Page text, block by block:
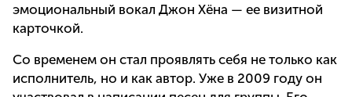
эмоциональный вокал Джон Хёна — ее визитной
карточкой.
Со временем он стал проявлять себя не только как
исполнитель, но и как автор. Уже в 2009 году он